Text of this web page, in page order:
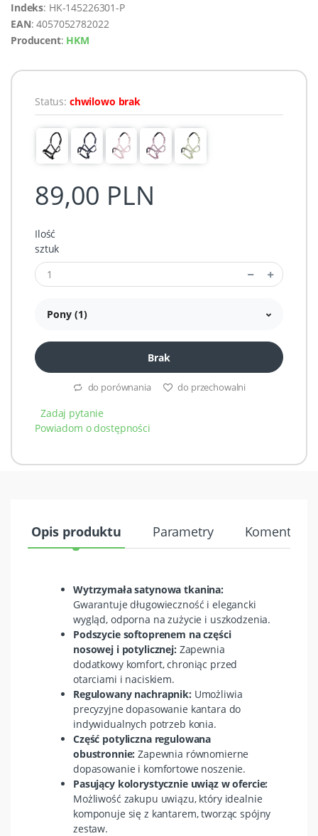
Indeks: HK-145226301-P
EAN: 4057052782022
Producent: HKM
Status: chwilowo brak
89,00 PLN
Ilość
sztuk
Pony (1)
Brak
do porównania do przechowalni
Zadaj pytanie
Powiadom o dostępności
Opis produktu Parametry Komentarze
Wytrzymała satynowa tkanina:
Gwarantuje długowieczność i elegancki
wygląd, odporna na zużycie i uszkodzenia.
Podszycie softoprenem na części
nosowej i potylicznej: Zapewnia
dodatkowy komfort, chroniąc przed
otarciami i naciskiem.
Regulowany nachrapnik: Umożliwia
precyzyjne dopasowanie kantara do
indywidualnych potrzeb konia.
Część potyliczna regulowana
obustronnie: Zapewnia równomierne
dopasowanie i komfortowe noszenie.
Pasujący kolorystycznie uwiąz w ofercie:
Możliwość zakupu uwiązu, który idealnie
komponuje się z kantarem, tworząc spójny
zestaw.